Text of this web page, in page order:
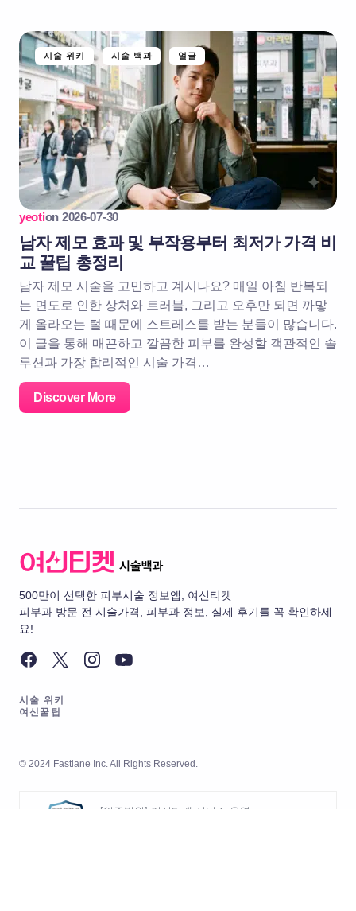
시술 위키 시술 백과 얼굴
yeotion 2026-07-30
남자 제모 효과 및 부작용부터 최저가 가격 비
교 꿀팁 총정리
남자 제모 시술을 고민하고 계시나요? 매일 아침 반복되
는 면도로 인한 상처와 트러블, 그리고 오후만 되면 까맣
게 올라오는 털 때문에 스트레스를 받는 분들이 많습니다.
이 글을 통해 매끈하고 깔끔한 피부를 완성할 객관적인 솔
루션과 가장 합리적인 시술 가격…
Discover More
500만이 선택한 피부시술 정보앱, 여신티켓
피부과 방문 전 시술가격, 피부과 정보, 실제 후기를 꼭 확인하세
요!
시술 위키
여신꿀팁
© 2024 Fastlane Inc. All Rights Reserved.
[인증범위] 여신티켓 서비스 운영